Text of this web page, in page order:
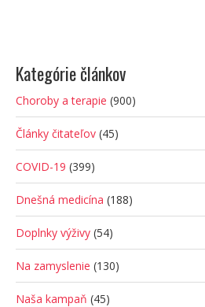
Kategórie článkov
Choroby a terapie (900)
Články čitateľov (45)
COVID-19 (399)
Dnešná medicína (188)
Doplnky výživy (54)
Na zamyslenie (130)
Naša kampaň (45)